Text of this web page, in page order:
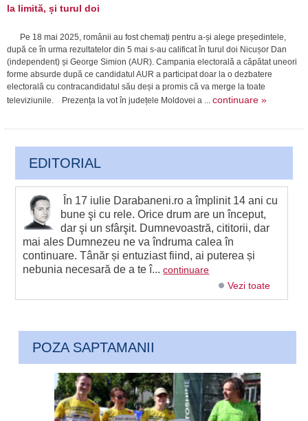
la limită, și turul doi
Pe 18 mai 2025, românii au fost chemați pentru a-și alege președintele,
după ce în urma rezultatelor din 5 mai s-au calificat în turul doi Nicușor Dan
(independent) și George Simion (AUR). Campania electorală a căpătat uneori
forme absurde după ce candidatul AUR a participat doar la o dezbatere
electorală cu contracandidatul său deși a promis că va merge la toate
televiziunile. Prezența la vot în județele Moldovei a ... continuare »
EDITORIAL
În 17 iulie Darabaneni.ro a împlinit 14 ani cu
bune şi cu rele. Orice drum are un început,
dar şi un sfârşit. Dumnevoastră, cititorii, dar
mai ales Dumnezeu ne va îndruma calea în
continuare. Tânăr și entuziast fiind, ai puterea și
nebunia necesară de a te î...continuare
Vezi toate
POZA SAPTAMANII